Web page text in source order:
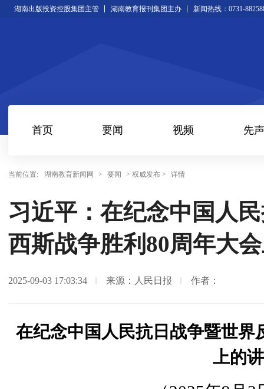
湖南出版投资控股集团主管 湖南教育报刊集团主办 新闻热线：0731-
首页 要闻 视频 先声
当前位置: 湖南教育新闻网 > 要闻 > 权威发布 > 详情
习近平：在纪念中国人
西斯战争胜利80周年大
2025-09-03 17:03:34 来源：人民日报 作者：
在纪念中国人民抗日战争暨世界
上的